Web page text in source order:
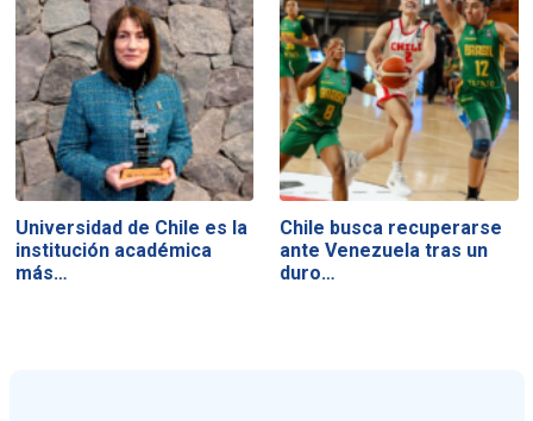
Universidad de Chile es la
institución académica
más…
Chile busca recuperarse
ante Venezuela tras un
duro…